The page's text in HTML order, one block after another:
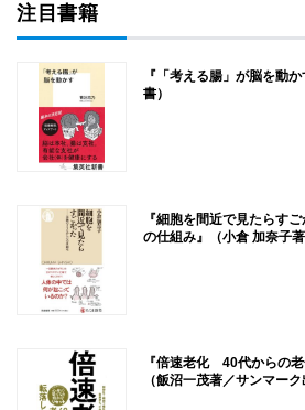
注目書籍
『「考える腸」が脳を動
書）
『細胞を間近で見たらす
の仕組み』（小倉 加奈子著
『倍速老化 40代からの
（飯沼一茂著／サンマーク